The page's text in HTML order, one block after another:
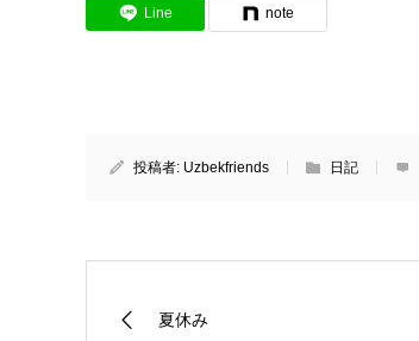
Line note
投稿者: Uzbekfriends 日記
夏休み